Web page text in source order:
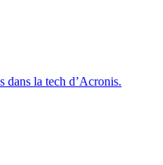
dans la tech d’Acronis.